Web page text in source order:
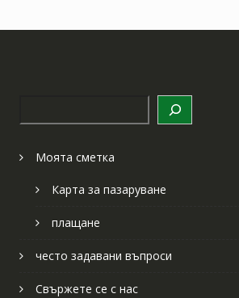
Моята сметка
Карта за пазаруване
плащане
често задавани въпроси
Свържете се с нас